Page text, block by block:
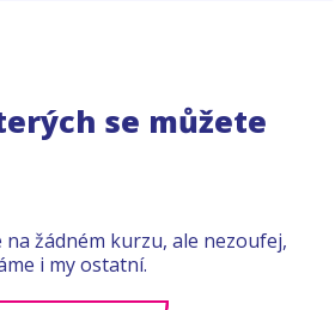
se můžete
žádném kurzu, ale nezoufej,
i my ostatní.